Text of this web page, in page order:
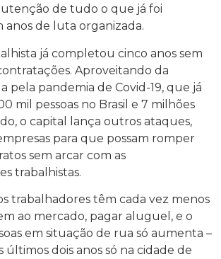
de tudo o que já foi
anos de luta organizada.
já completou cinco anos sem
Aproveitando da
pela pandemia de Covid-19, que já
mil pessoas no Brasil e 7 milhões
o capital lança outros ataques,
para que possam romper
sem arcar com as
trabalhistas.
trabalhadores têm cada vez menos
ao mercado, pagar aluguel, e o
em situação de rua só aumenta –
últimos dois anos só na cidade de